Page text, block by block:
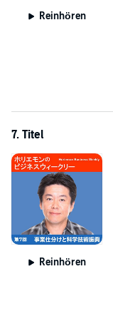
Reinhören
7. Titel
Reinhören